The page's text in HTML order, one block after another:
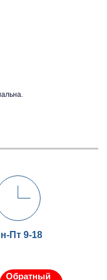
Пт 9-18
Обратный